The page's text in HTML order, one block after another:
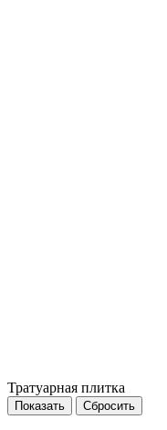
Тратуарная плитка